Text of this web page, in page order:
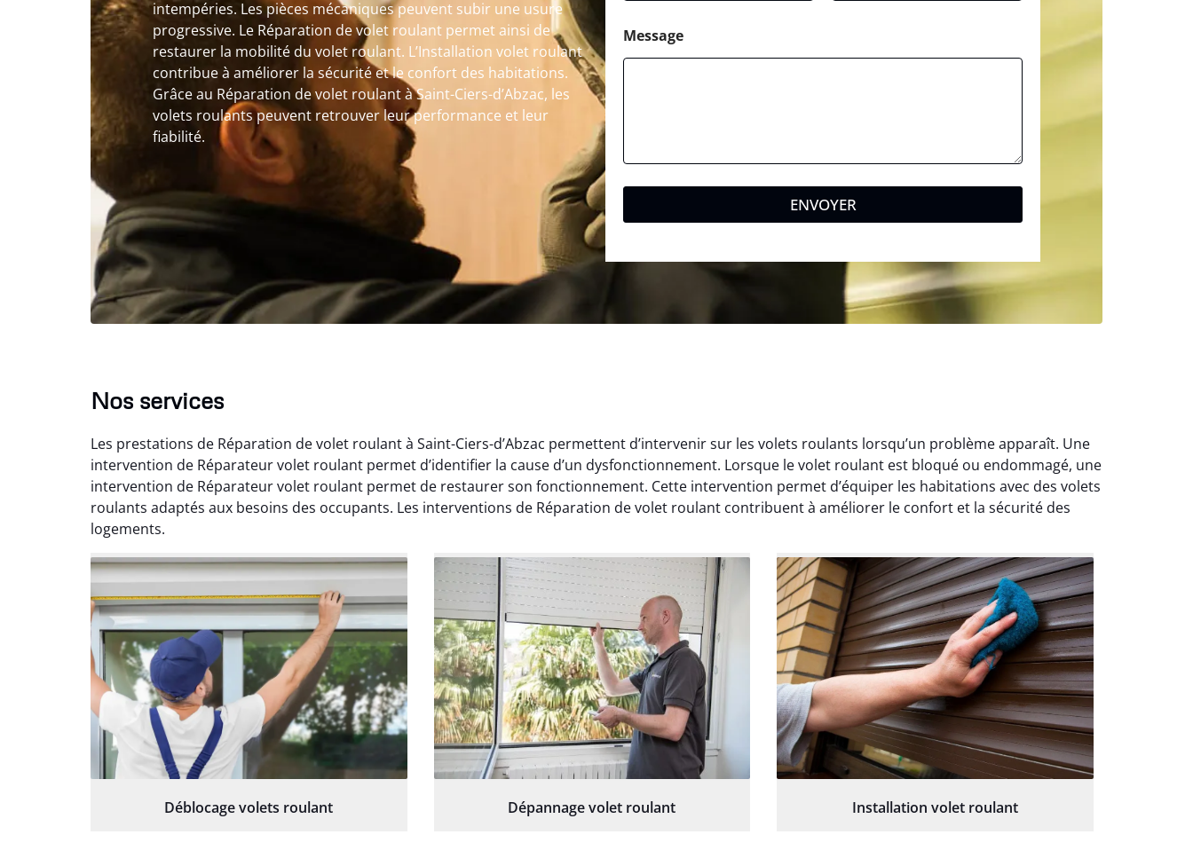
intempéries. Les pièces mécaniques peuvent subir une usure
progressive. Le Réparation de volet roulant permet ainsi de
restaurer la mobilité du volet roulant. L’Installation volet roulant
contribue à améliorer la sécurité et le confort des habitations.
Grâce au Réparation de volet roulant à Saint-Ciers-d’Abzac, les
volets roulants peuvent retrouver leur performance et leur
fiabilité.
Message
ENVOYER
Nos services
Les prestations de Réparation de volet roulant à Saint-Ciers-d’Abzac permettent d’intervenir sur les volets roulants lorsqu’un problème apparaît. Une
intervention de Réparateur volet roulant permet d’identifier la cause d’un dysfonctionnement. Lorsque le volet roulant est bloqué ou endommagé, une
intervention de Réparateur volet roulant permet de restaurer son fonctionnement. Cette intervention permet d’équiper les habitations avec des volets
roulants adaptés aux besoins des occupants. Les interventions de Réparation de volet roulant contribuent à améliorer le confort et la sécurité des
logements.
Déblocage volets roulant Dépannage volet roulant Installation volet roulant